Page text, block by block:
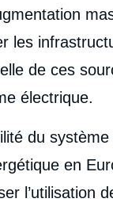
les
de ces
électrique.
du
en
l’utilisation